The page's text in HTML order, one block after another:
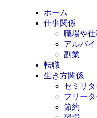
ホーム
仕事関係
職場や
アルバイ
副業
転職
生き方関係
セミリ
フリー
節約